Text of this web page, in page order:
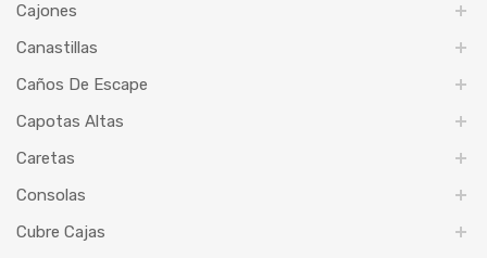
Cajones
Canastillas
Caños De Escape
Capotas Altas
Caretas
Consolas
Cubre Cajas